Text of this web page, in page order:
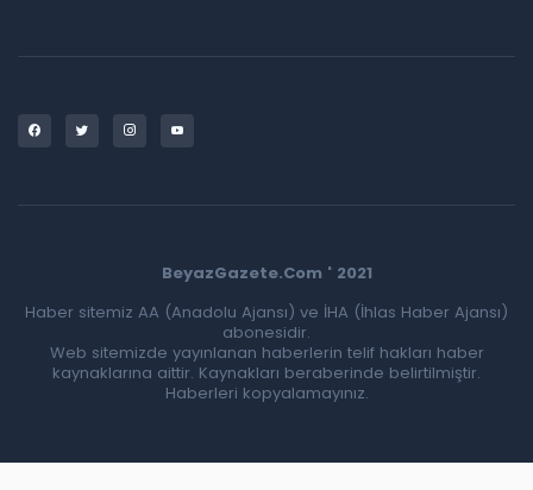
BeyazGazete.Com ' 2021
Haber sitemiz AA (Anadolu Ajansı) ve İHA (İhlas Haber Ajansı)
abonesidir.
Web sitemizde yayınlanan haberlerin telif hakları haber
kaynaklarına aittir. Kaynakları beraberinde belirtilmiştir.
Haberleri kopyalamayınız.